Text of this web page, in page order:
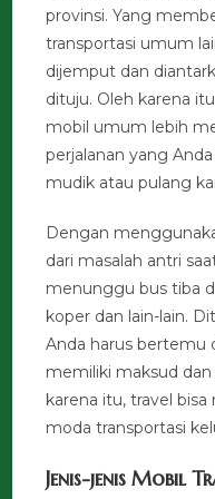
provinsi. Yang
transportasi umum
dijemput dan
dituju. Oleh karena
mobil umum lebih
perjalanan yang
mudik atau pulang
Dengan
dari masalah antri
menunggu bus tiba
koper dan lain-lain.
Anda harus bertemu
memiliki maksud
karena itu, travel
moda transportasi
Jenis-jenis Mobil